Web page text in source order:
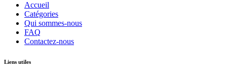
Accueil
Catégories
Qui sommes-nous
FAQ
Contactez-nous
Liens utiles